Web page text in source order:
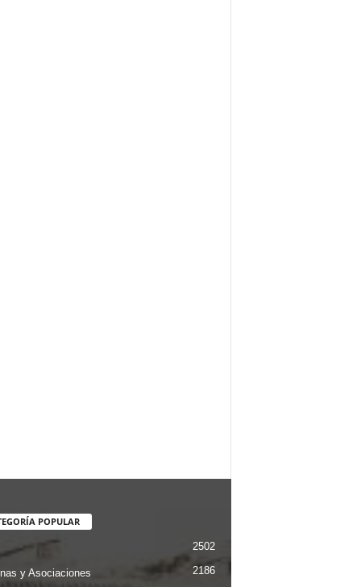
POPULAR
2502
y Asociaciones 2186